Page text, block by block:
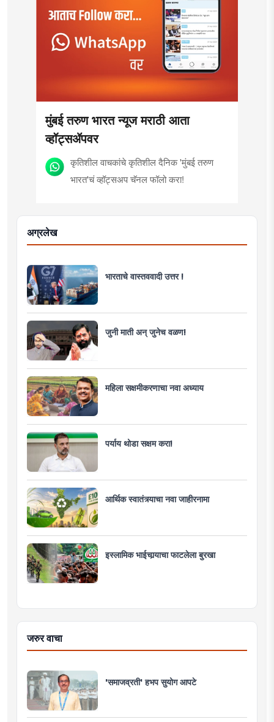
मुंबई तरुण भारत न्यूज मराठी आता
व्हॉट्सॲपवर
कृतिशील वाचकांचे कृतिशील दैनिक 'मुंबई तरुण
भारत'चं व्हॉट्सअप चॅनल फॉलो करा!
अग्रलेख
भारताचे वास्तववादी उत्तर !
जुनी माती अन् जुनेच वळण!
महिला सक्षमीकरणाचा नवा अध्याय
पर्याय थोडा सक्षम करा!
आर्थिक स्वातंत्र्याचा नवा जाहीरनामा
इस्लामिक भाईचार्‍याचा फाटलेला बुरखा
जरुर वाचा
'समाजव्रती' हभप सुयोग आपटे